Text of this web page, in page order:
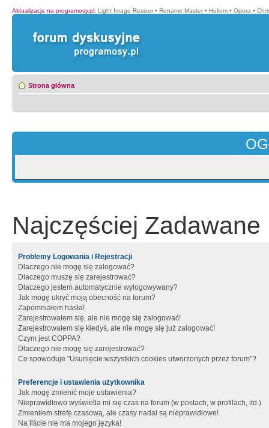
Aktualizacje na programosy.pl: Light Image Resizer • Rename Master • Helium • Opera •
Strona główna
Najczęściej Zadawane
Problemy Logowania i Rejestracji
Dlaczego nie mogę się zalogować?
Dlaczego muszę się zarejestrować?
Dlaczego jestem automatycznie wylogowywany?
Jak mogę ukryć moją obecność na forum?
Zapomniałem hasła!
Zarejestrowałem się, ale nie mogę się zalogować!
Zarejestrowałem się kiedyś, ale nie mogę się już zalogować!
Czym jest COPPA?
Dlaczego nie mogę się zarejestrować?
Co spowoduje "Usunięcie wszystkich cookies utworzonych przez forum"?
Preferencje i ustawienia użytkownika
Jak mogę zmienić moje ustawienia?
Nieprawidłowo wyświetla mi się czas na forum (w postach, w profilach, itd.)
Zmieniłem strefę czasową, ale czasy nadal są nieprawidłowe!
Na liście nie ma mojego języka!